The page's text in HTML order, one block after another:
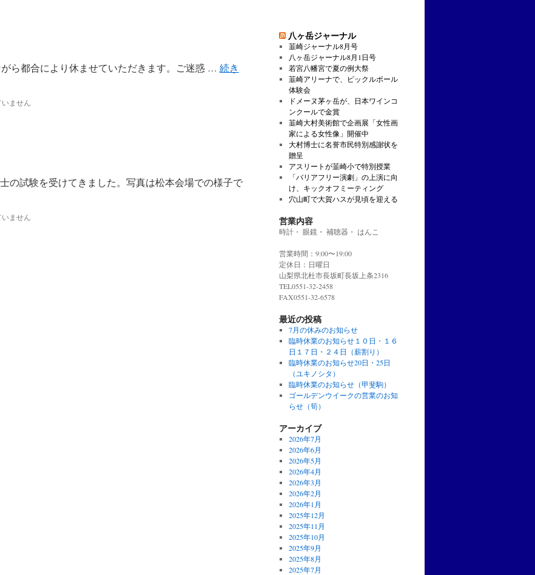
ら都合により休ませていただきます。ご迷惑 … 続き
ません
の試験を受けてきました。写真は松本会場での様子で
ません
八ヶ岳ジャーナル
韮崎ジャーナル8月号
八ヶ岳ジャーナル8月1日号
若宮八幡宮で夏の例大祭
韮崎アリーナで、ピックルボール
体験会
ドメーヌ茅ヶ岳が、日本ワインコ
ンクールで金賞
韮崎大村美術館で企画展「女性画
家による女性像」開催中
大村博士に名誉市民特別感謝状を
贈呈
アスリートが韮崎小で特別授業
「バリアフリー演劇」の上演に向
け、キックオフミーティング
穴山町で大賀ハスが見頃を迎える
営業内容
時計・ 眼鏡・ 補聴器・ はんこ
営業時間：9:00〜19:00
定休日：日曜日
山梨県北杜市長坂町長坂上条2316
TEL0551-32-2458
FAX0551-32-6578
最近の投稿
7月の休みのお知らせ
臨時休業のお知らせ１０日・１６
日１７日・２４日（薪割り）
臨時休業のお知らせ20日・25日
（ユキノシタ）
臨時休業のお知らせ（甲斐駒）
ゴールデンウイークの営業のお知
らせ（筍）
アーカイブ
2026年7月
2026年6月
2026年5月
2026年4月
2026年3月
2026年2月
2026年1月
2025年12月
2025年11月
2025年10月
2025年9月
2025年8月
2025年7月